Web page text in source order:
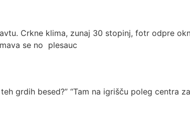
Crkne klima, zunaj 30 stopinj, fotr odpre
se no plesauc
grdih besed?” “Tam na igrišču poleg centra